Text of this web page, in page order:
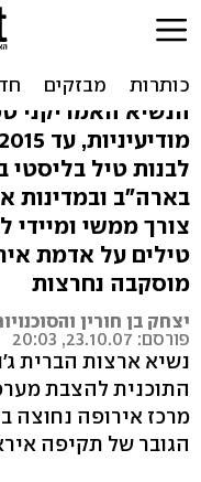
בוש: הצבת
צורך ממשי
הנשיא האמריקני
לבנות טיל בליסטי
בארה"ב ובמדינות
צורך ממשי ומיידי
טילים על אדמת
מוסקבה נחרצות
יצחק בן חורין
פורסם: 23.10.07, 20:03
נשיא ארצות הברית
התוכנית להצבת
מרכז אירופה נחוצה
הגובר של תקיפה